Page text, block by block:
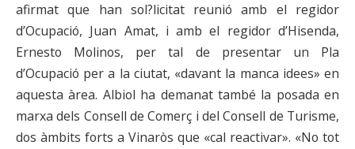
afirmat que han sol?licitat reunió amb el regidor
d’Ocupació, Juan Amat, i amb el regidor d’Hisenda,
Ernesto Molinos, per tal de presentar un Pla
d’Ocupació per a la ciutat, «davant la manca idees» en
aquesta àrea. Albiol ha demanat també la posada en
marxa dels Consell de Comerç i del Consell de Turisme,
dos àmbits forts a Vinaròs que «cal reactivar». «No tot